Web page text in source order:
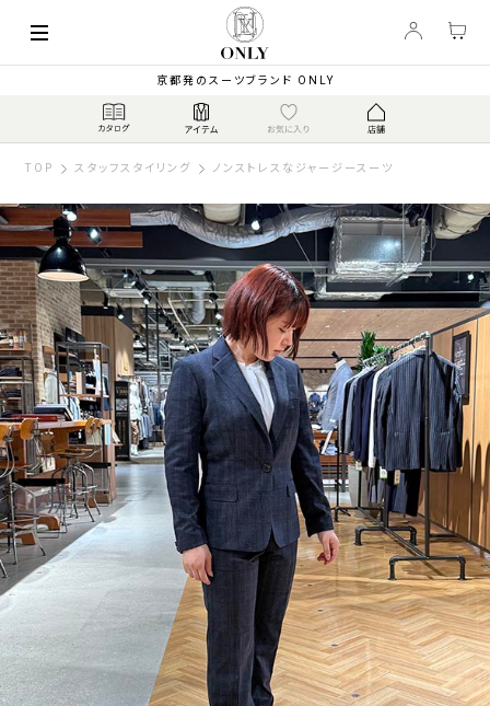
京都発のスーツブランド ONLY
TOP スタッフスタイリング ノンストレスなジャージースーツ